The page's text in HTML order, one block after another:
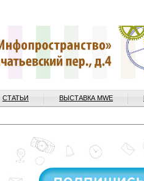
СТАТЬИ ВЫСТАВКА MWE